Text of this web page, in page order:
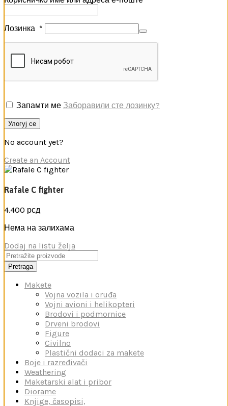
Лозинка *
Запамти ме Заборавили сте лозинку?
Улогуј се
No account yet?
Create an Account
Rafale C fighter
4.400 рсд
Нема на залихама
Dodaj na listu želja
Pretraga
Makete
Vojna vozila i oruđa
Vojni avioni i helikopteri
Brodovi i podmornice
Drveni brodovi
Figure
Civilno
Plastični dodaci za makete
Boje i razređivači
Weathering
Maketarski alat i pribor
Diorame
Knjige, časopisi,